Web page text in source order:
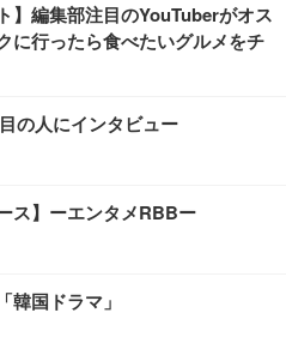
】編集部注目のYouTuberがオス
に行ったら食べたいグルメをチ
の人にインタビュー
ス】ーエンタメRBBー
韓国ドラマ」